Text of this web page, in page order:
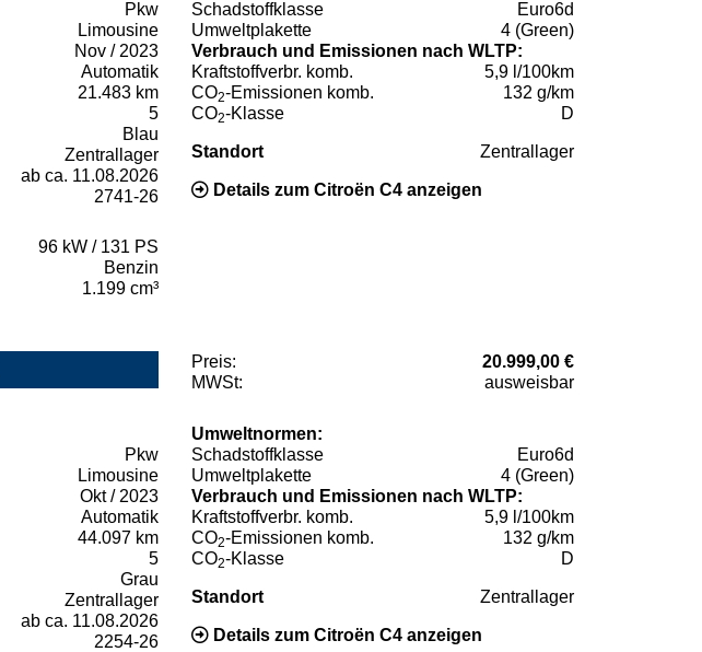
Pkw
Limousine
Nov / 2023
Automatik
21.483 km
5
Blau
Zentrallager
ab ca. 11.08.2026
2741-26
96 kW / 131 PS
Benzin
1.199 cm³
Schadstoffklasse
Euro6d
Umweltplakette
4 (Green)
Verbrauch und Emissionen nach WLTP:
Kraftstoffverbr. komb.
5,9 l/100km
CO2-Emissionen komb.
132 g/km
CO2-Klasse D
Standort Zentrallager
Details zum Citroën C4 anzeigen
Preis:
20.999,00 €
MWSt:
ausweisbar
Pkw
Limousine
Okt / 2023
Automatik
44.097 km
5
Grau
Zentrallager
ab ca. 11.08.2026
2254-26
Umweltnormen:
Schadstoffklasse
Euro6d
Umweltplakette
4 (Green)
Verbrauch und Emissionen nach WLTP:
Kraftstoffverbr. komb.
5,9 l/100km
CO2-Emissionen komb.
132 g/km
CO2-Klasse D
Standort Zentrallager
Details zum Citroën C4 anzeigen